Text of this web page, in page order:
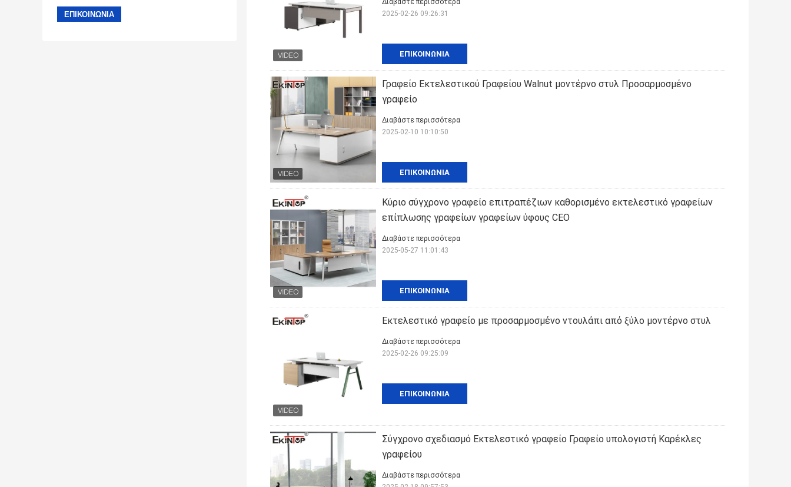
ΕΠΙΚΟΙΝΩΝΊΑ
Διαβάστε περισσότερα
2025-02-26 09:26:31
Γραφείο Εκτελεστικού Γραφείου Walnut μοντέρνο στυλ Προσαρμοσμένο
γραφείο
ΕΠΙΚΟΙΝΩΝΊΑ
Διαβάστε περισσότερα
2025-02-10 10:10:50
Κύριο σύγχρονο γραφείο επιτραπέζιων καθορισμένο εκτελεστικό γραφείων
επίπλωσης γραφείων γραφείων ύφους CEO
ΕΠΙΚΟΙΝΩΝΊΑ
Διαβάστε περισσότερα
2025-05-27 11:01:43
Εκτελεστικό γραφείο με προσαρμοσμένο ντουλάπι από ξύλο μοντέρνο στυλ
ΕΠΙΚΟΙΝΩΝΊΑ
Διαβάστε περισσότερα
2025-02-26 09:25:09
Σύγχρονο σχεδιασμό Εκτελεστικό γραφείο Γραφείο υπολογιστή Καρέκλες
γραφείου
Διαβάστε περισσότερα